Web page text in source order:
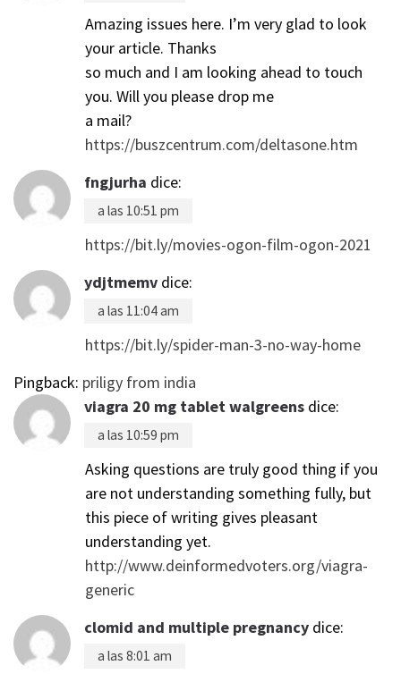
Amazing issues here. I’m very glad to look
your article. Thanks
so much and I am looking ahead to touch
you. Will you please drop me
a mail?
https://buszcentrum.com/deltasone.htm
fngjurha dice:
a las 10:51 pm
https://bit.ly/movies-ogon-film-ogon-2021
ydjtmemv dice:
a las 11:04 am
https://bit.ly/spider-man-3-no-way-home
Pingback: priligy from india
viagra 20 mg tablet walgreens dice:
a las 10:59 pm
Asking questions are truly good thing if you
are not understanding something fully, but
this piece of writing gives pleasant
understanding yet.
http://www.deinformedvoters.org/viagra-
generic
clomid and multiple pregnancy dice:
a las 8:01 am